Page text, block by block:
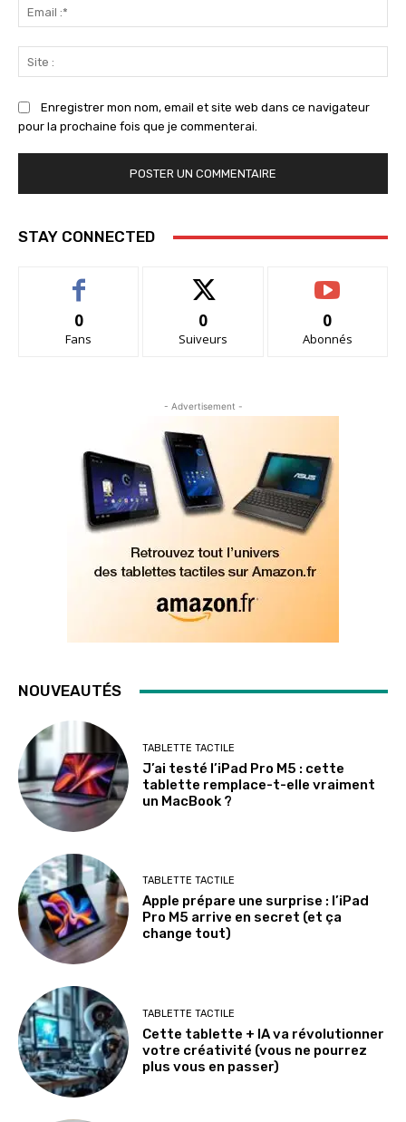
:*
:
Enregistrer mon nom, email et site web dans ce navigateur
pour la prochaine fois que je commenterai.
STAY CONNECTED
0
Fans
0
Suiveurs
0
Abonnés
- Advertisement -
NOUVEAUTÉS
TABLETTE TACTILE
J’ai testé l’iPad Pro M5 : cette
tablette remplace-t-elle vraiment
un MacBook ?
TABLETTE TACTILE
Apple prépare une surprise : l’iPad
Pro M5 arrive en secret (et ça
change tout)
TABLETTE TACTILE
Cette tablette + IA va révolutionner
votre créativité (vous ne pourrez
plus vous en passer)